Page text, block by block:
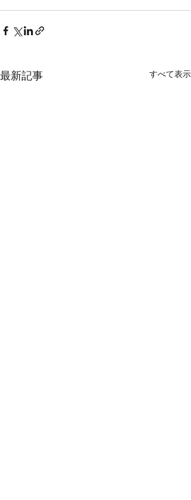
最新記事 すべて表示